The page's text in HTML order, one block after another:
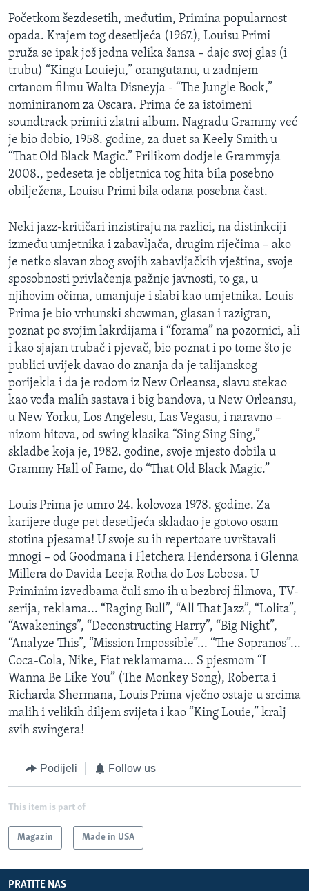
Početkom šezdesetih, međutim, Primina popularnost
opada. Krajem tog desetljeća (1967.), Louisu Primi
pruža se ipak još jedna velika šansa – daje svoj glas (i
trubu) “Kingu Louieju,” orangutanu, u zadnjem
crtanom filmu Walta Disneyja - “The Jungle Book,”
nominiranom za Oscara. Prima će za istoimeni
soundtrack primiti zlatni album. Nagradu Grammy već
je bio dobio, 1958. godine, za duet sa Keely Smith u
“That Old Black Magic.” Prilikom dodjele Grammyja
2008., pedeseta je obljetnica tog hita bila posebno
obilježena, Louisu Primi bila odana posebna čast.
Neki jazz-kritičari inzistiraju na razlici, na distinkciji
između umjetnika i zabavljača, drugim riječima – ako
je netko slavan zbog svojih zabavljačkih vještina, svoje
sposobnosti privlačenja pažnje javnosti, to ga, u
njihovim očima, umanjuje i slabi kao umjetnika. Louis
Prima je bio vrhunski showman, glasan i razigran,
poznat po svojim lakrdijama i “forama” na pozornici, ali
i kao sjajan trubač i pjevač, bio poznat i po tome što je
publici uvijek davao do znanja da je talijanskog
porijekla i da je rodom iz New Orleansa, slavu stekao
kao vođa malih sastava i big bandova, u New Orleansu,
u New Yorku, Los Angelesu, Las Vegasu, i naravno –
nizom hitova, od swing klasika “Sing Sing Sing,”
skladbe koja je, 1982. godine, svoje mjesto dobila u
Grammy Hall of Fame, do “That Old Black Magic.”
Louis Prima je umro 24. kolovoza 1978. godine. Za
karijere duge pet desetljeća skladao je gotovo osam
stotina pjesama! U svoje su ih repertoare uvrštavali
mnogi – od Goodmana i Fletchera Hendersona i Glenna
Millera do Davida Leeja Rotha do Los Lobosa. U
Priminim izvedbama čuli smo ih u bezbroj filmova, TV-
serija, reklama... “Raging Bull”, “All That Jazz”, “Lolita”,
“Awakenings”, “Deconstructing Harry”, “Big Night”,
“Analyze This”, “Mission Impossible”... “The Sopranos”...
Coca-Cola, Nike, Fiat reklamama... S pjesmom “I
Wanna Be Like You” (The Monkey Song), Roberta i
Richarda Shermana, Louis Prima vječno ostaje u srcima
malih i velikih diljem svijeta i kao “King Louie,” kralj
svih swingera!
Podijeli Follow us
This item is part of
Magazin Made in USA
PRATITE NAS